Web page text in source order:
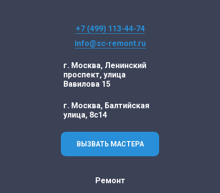
+7 (499) 113-44-74
info@sc-remont.ru
г. Москва, Ленинский
проспект, улица
Вавилова 15
г. Москва, Балтийская
улица, 8с14
ВЫЗВАТЬ МАСТЕРА
Ремонт